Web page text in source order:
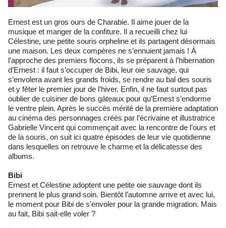
Ernest est un gros ours de Charabie. Il aime jouer de la
musique et manger de la confiture. Il a recueilli chez lui
Célestine, une petite souris orpheline et ils partagent désormais
une maison. Les deux compères ne s’ennuient jamais ! À
l’approche des premiers flocons, ils se préparent à l’hibernation
d’Ernest : il faut s’occuper de Bibi, leur oie sauvage, qui
s’envolera avant les grands froids, se rendre au bal des souris
et y fêter le premier jour de l’hiver. Enfin, il ne faut surtout pas
oublier de cuisiner de bons gâteaux pour qu’Ernest s’endorme
le ventre plein. Après le succès mérité de la première adaptation
au cinéma des personnages créés par l’écrivaine et illustratrice
Gabrielle Vincent qui commençait avec la rencontre de l’ours et
de la souris, on suit ici quatre épisodes de leur vie quotidienne
dans lesquelles on retrouve le charme et la délicatesse des
albums.
Bibi
Ernest et Célestine adoptent une petite oie sauvage dont ils
prennent le plus grand soin. Bientôt l’automne arrive et avec lui,
le moment pour Bibi de s’envoler pour la grande migration. Mais
au fait, Bibi sait-elle voler ?